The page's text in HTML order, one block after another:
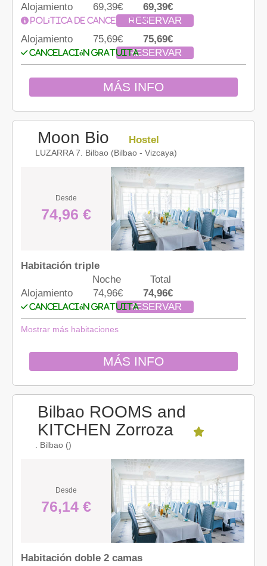
Alojamiento
69,39€
69,39€
RESERVAR
Política de cancelación
Alojamiento 75,69€
75,69€
RESERVAR
Cancelación gratuita
MÁS INFO
Moon Bio Hostel
LUZARRA 7. Bilbao (Bilbao - Vizcaya)
Desde
74,96 €
Habitación triple
Noche
Total
Alojamiento
74,96€
74,96€
RESERVAR
Cancelación gratuita
Mostrar más habitaciones
MÁS INFO
Bilbao ROOMS and
KITCHEN Zorroza
. Bilbao ()
Desde
76,14 €
Habitación doble 2 camas